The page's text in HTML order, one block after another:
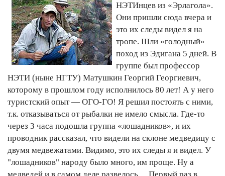
НЭТИнцев из «Эрлагола».
Они пришли сюда вчера и
это их следы видел я на
тропе. Шли «голодный»
поход из Эдигана 5 дней. В
группе был профессор
НЭТИ (ныне НГТУ) Матушкин Георгий Георгиевич,
которому в прошлом году исполнилось 80 лет! А у него
туристский опыт — ОГО-ГО! Я решил постоять с ними,
т.к. отказываться от рыбалки не имело смысла. Где-то
через 3 часа подошла группа «лошадников», и их
проводник рассказал, что видели на склоне медведицу с
двумя медвежатами. Видимо, это их следы я и видел. У
"лошадников" народу было много, им проще. Ну а